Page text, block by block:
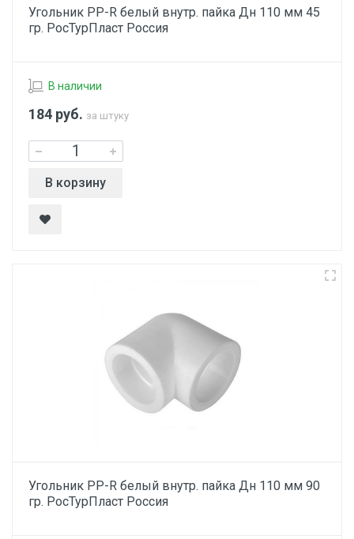
Угольник PP-R белый внутр. пайка Дн 110 мм 45
гр. РосТурПласт Россия
В наличии
184 руб. за штуку
В корзину
Угольник PP-R белый внутр. пайка Дн 110 мм 90
гр. РосТурПласт Россия